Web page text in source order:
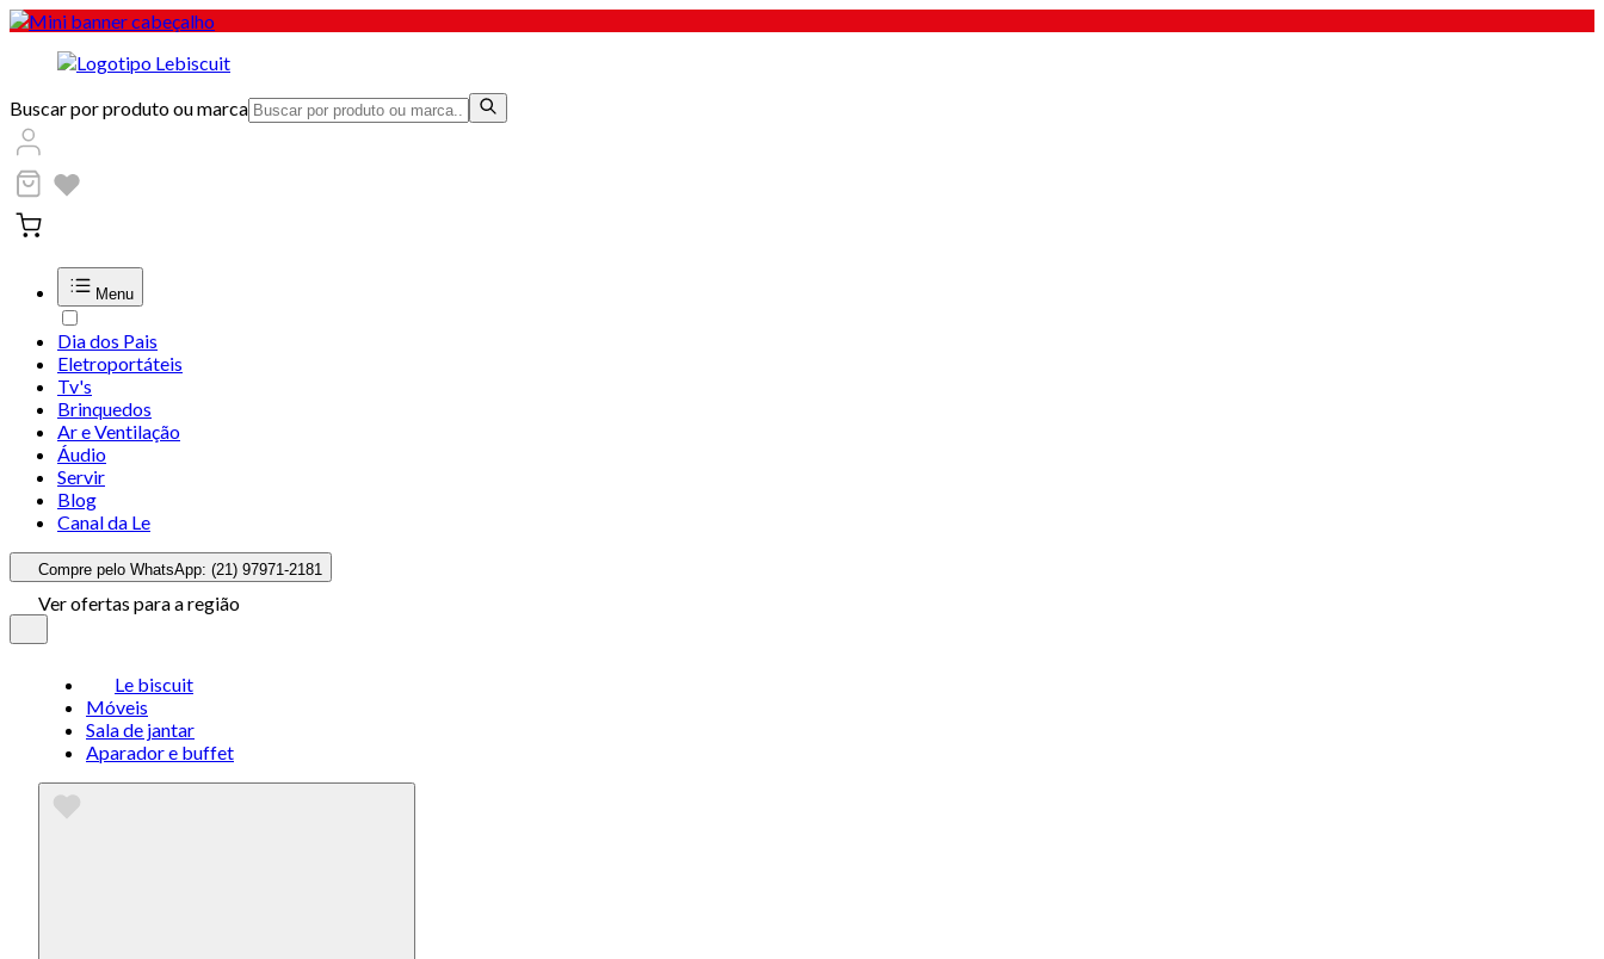
Buscar por produto ou marca
Menu
Dia dos Pais
Eletroportáteis
Tv's
Brinquedos
Ar e Ventilação
Áudio
Servir
Blog
Canal da Le
Compre pelo WhatsApp: (21) 97971-2181
Ver ofertas para a região
Le biscuit
Móveis
Sala de jantar
Aparador e buffet